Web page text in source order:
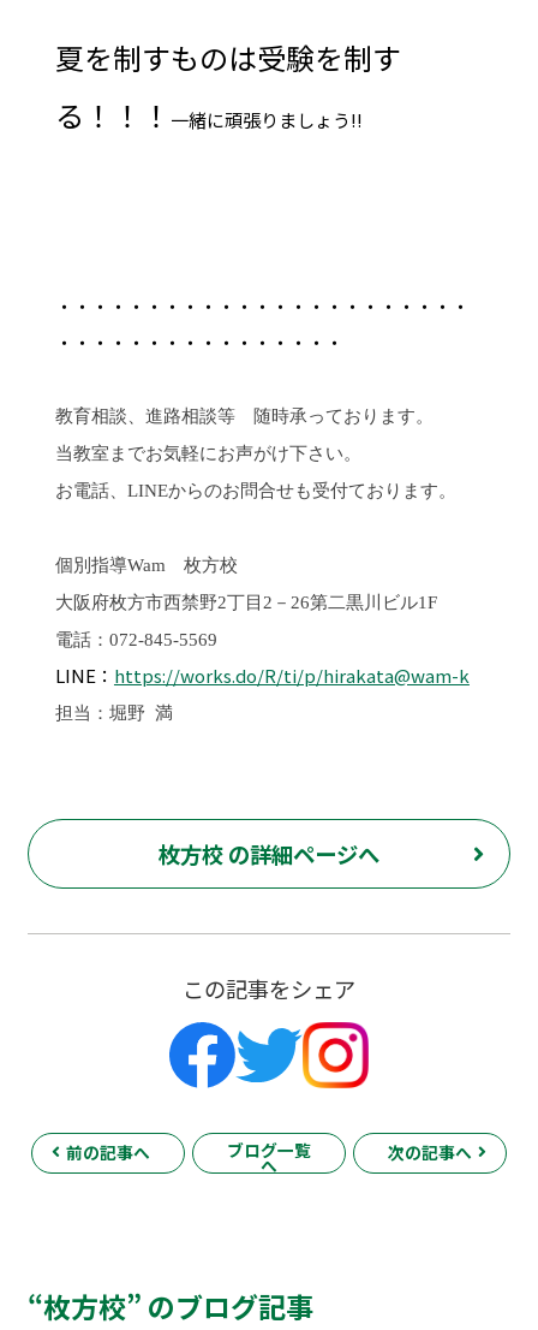
夏を制すものは受験を制す
る！！！ 一緒に頑張りましょう!!
・・・・・・・・・・・・・・・・・・・・・・・
・・・・・・・・・・・・・・・・
教育相談、進路相談等 随時承っております。
当教室までお気軽にお声がけ下さい。
お電話、LINEからのお問合せも受付ております。
個別指導Wam 枚方校
大阪府枚方市西禁野2丁目2－26第二黒川ビル1F
電話：072-845-5569
LINE： https://works.do/R/ti/p/hirakata@wam-k
担当：堀野 満
枚方校 の詳細ページへ
この記事をシェア
前の記事へ ブログ一覧
へ
次の記事へ
“枚方校” のブログ記事